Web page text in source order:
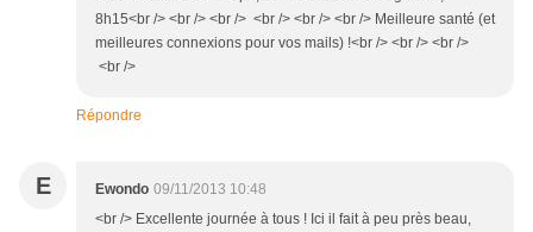
8h15<br /> <br /> <br /> <br /> <br /> <br /> Meilleure santé (et
meilleures connexions pour vos mails) !<br /> <br /> <br />
<br />
Répondre
E Ewondo 09/11/2013 10:48
<br /> Excellente journée à tous ! Ici il fait à peu près beau,